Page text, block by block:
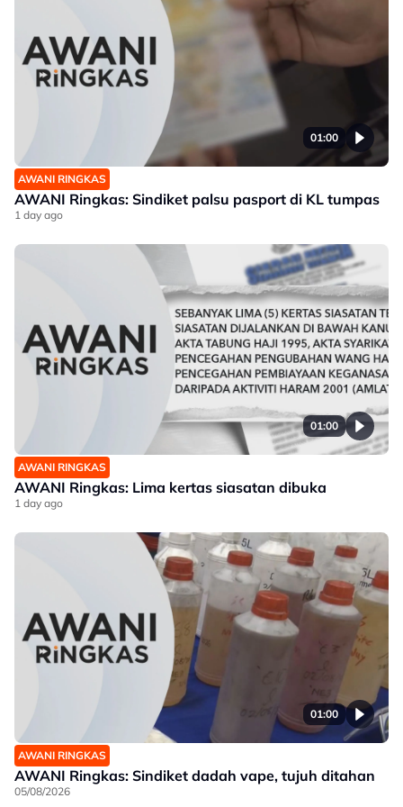
01:00
AWANI RINGKAS
AWANI Ringkas: Sindiket palsu pasport di KL tumpas
1 day ago
01:00
AWANI RINGKAS
AWANI Ringkas: Lima kertas siasatan dibuka
1 day ago
01:00
AWANI RINGKAS
AWANI Ringkas: Sindiket dadah vape, tujuh ditahan
05/08/2026